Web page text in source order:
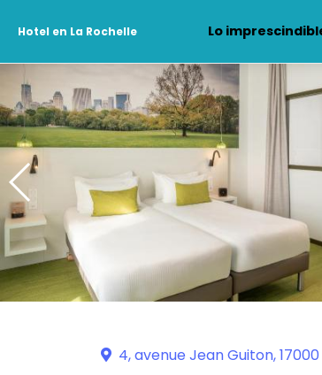
Hotel en La Rochelle Lo
4, avenue Jean Guiton,